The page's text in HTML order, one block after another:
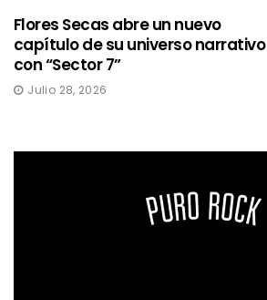
Flores Secas abre un nuevo
capítulo de su universo narrativo
con “Sector 7”
Julio 28, 2026